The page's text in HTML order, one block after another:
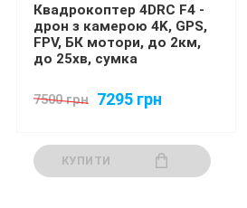
Квадрокоптер 4DRC F4 -
дрон з камерою 4K, GPS,
FPV, БК мотори, до 2км,
до 25хв, сумка
7500 грн 7295 грн
КУПИТИ